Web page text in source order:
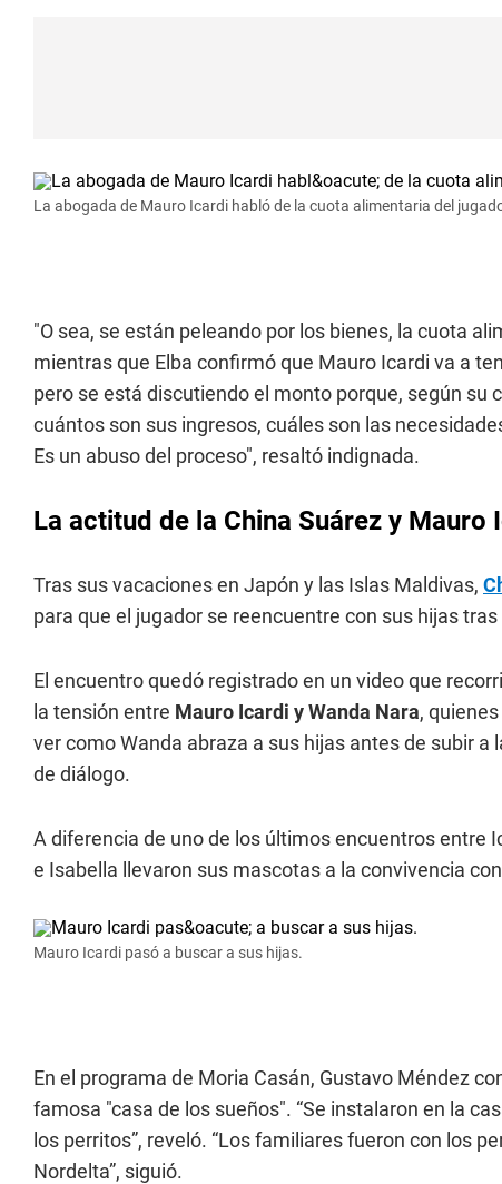
La abogada de Mauro Icardi habló de la cuota alimentaria del
"O sea, se están peleando por los bienes, la cuota
mientras que Elba confirmó que Mauro Icardi va a
pero se está discutiendo el monto porque, según su
cuántos son sus ingresos, cuáles son las
Es un abuso del proceso", resaltó indignada.
La actitud de la China Suárez y
Tras sus vacaciones en Japón y las Islas Maldivas,
para que el jugador se reencuentre con sus hijas
El encuentro quedó registrado en un video que
la tensión entre Mauro Icardi y Wanda Nara,
ver como Wanda abraza a sus hijas antes de subir
de diálogo.
A diferencia de uno de los últimos encuentros entre
e Isabella llevaron sus mascotas a la convivencia
Mauro Icardi pasó a buscar a sus hijas.
En el programa de Moria Casán, Gustavo Méndez
famosa "casa de los sueños". “Se instalaron en la
los perritos”, reveló. “Los familiares fueron con los
Nordelta”, siguió.